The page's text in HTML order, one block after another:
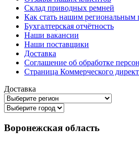
Склад приводных ремней
Как стать нашим региональным
Бухгалтерская отчётность
Наши вакансии
Наши поставщики
Доставка
Соглашение об обработке
Страница Коммерческого
Доставка
Воронежская область